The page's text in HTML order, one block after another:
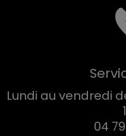
Lundi au vendredi
04